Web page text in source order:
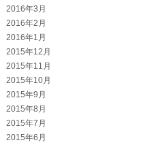
2016年3月
2016年2月
2016年1月
2015年12月
2015年11月
2015年10月
2015年9月
2015年8月
2015年7月
2015年6月